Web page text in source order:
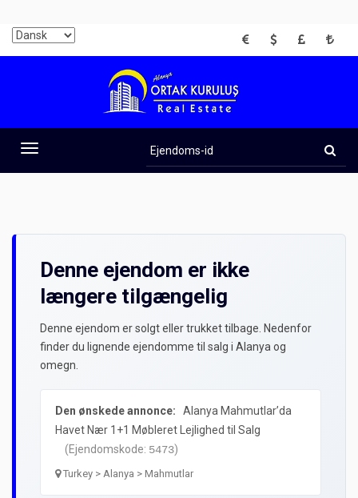
EUR USD GBP TRY
Toggle
navigation
id
Denne ejendom er ikke
længere tilgængelig
Denne ejendom er solgt eller trukket tilbage. Nedenfor
finder du lignende ejendomme til salg i Alanya og
omegn.
Den ønskede annonce:
Alanya Mahmutlar’da
Havet Nær 1+1 Møbleret Lejlighed til Salg
(Ejendomskode: 5473)
Turkey > Alanya > Mahmutlar